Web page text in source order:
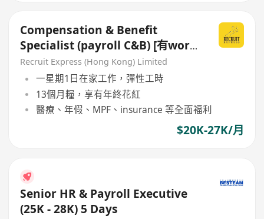
Compensation & Benefit
Specialist (payroll C&B) [有work
from home!]
Recruit Express (Hong Kong) Limited
一星期1日在家工作，彈性工時
13個月糧，享有年終花紅
醫療、年假、MPF、insurance 等全面福利
$20K-27K/月
Senior HR & Payroll Executive
(25K - 28K) 5 Days